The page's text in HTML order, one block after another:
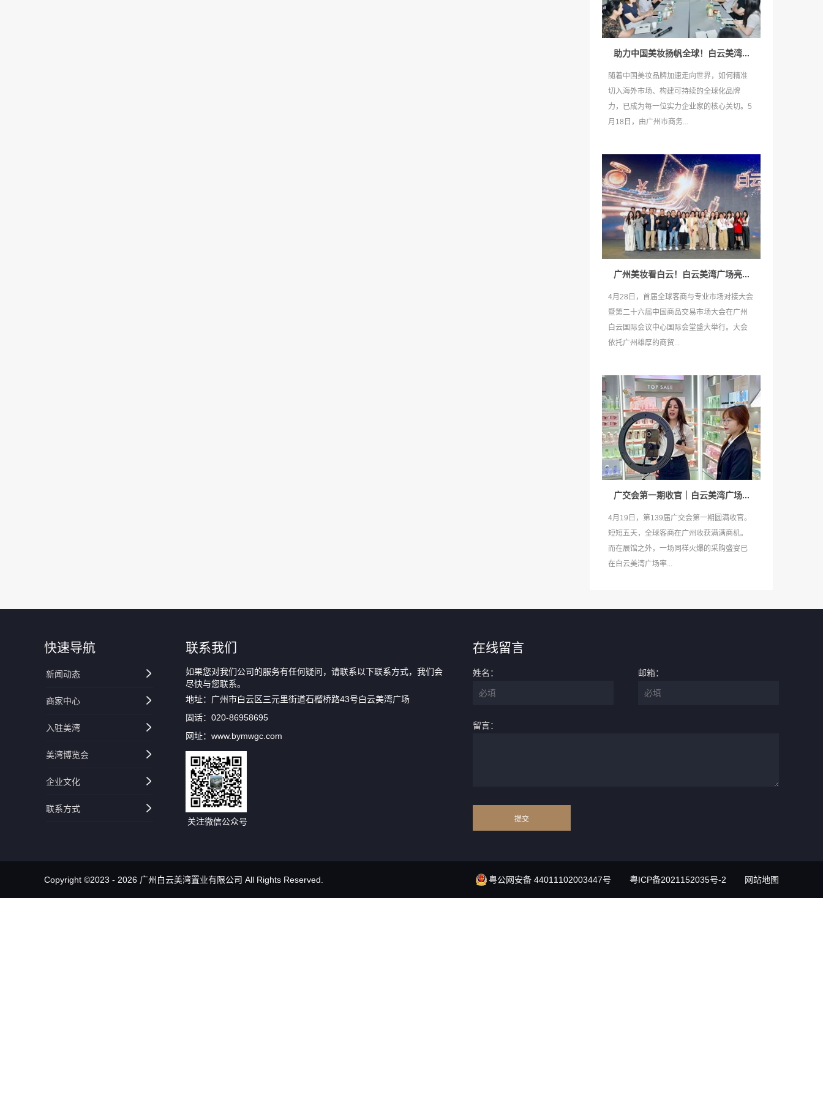
助力中国美妆扬帆全球！白云美湾...
随着中国美妆品牌加速走向世界，如何精准
切入海外市场、构建可持续的全球化品牌
力，已成为每一位实力企业家的核心关切。5
月18日，由广州市商务...
广州美妆看白云！白云美湾广场亮...
4月28日，首届全球客商与专业市场对接大会
暨第二十六届中国商品交易市场大会在广州
白云国际会议中心国际会堂盛大举行。大会
依托广州雄厚的商贸...
广交会第一期收官｜白云美湾广场...
4月19日，第139届广交会第一期圆满收官。
短短五天，全球客商在广州收获满满商机。
而在展馆之外，一场同样火爆的采购盛宴已
在白云美湾广场率...
快速导航
新闻动态
商家中心
入驻美湾
美湾博览会
企业文化
联系方式
联系我们
如果您对我们公司的服务有任何疑问，请联系以下联系方式，我们会
尽快与您联系。
地址：广州市白云区三元里街道石榴桥路43号白云美湾广场
固话：020-86958695
网址：www.bymwgc.com
关注微信公众号
在线留言
姓名： 邮箱：
留言：
Copyright ©2023 - 2026 广州白云美湾置业有限公司 All Rights Reserved. 网站地图
粤ICP备2021152035号-2
粤公网安备 44011102003447号